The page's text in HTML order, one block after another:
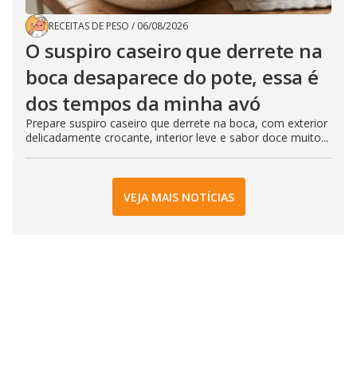
RECEITAS DE PESO / 06/08/2026
O suspiro caseiro que derrete na
boca desaparece do pote, essa é
dos tempos da minha avó
Prepare suspiro caseiro que derrete na boca, com exterior
delicadamente crocante, interior leve e sabor doce muito...
VEJA MAIS NOTÍCIAS